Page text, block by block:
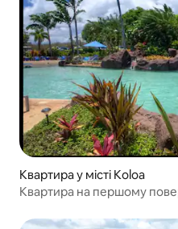
Квартира у місті Koloa
Квартира на першому